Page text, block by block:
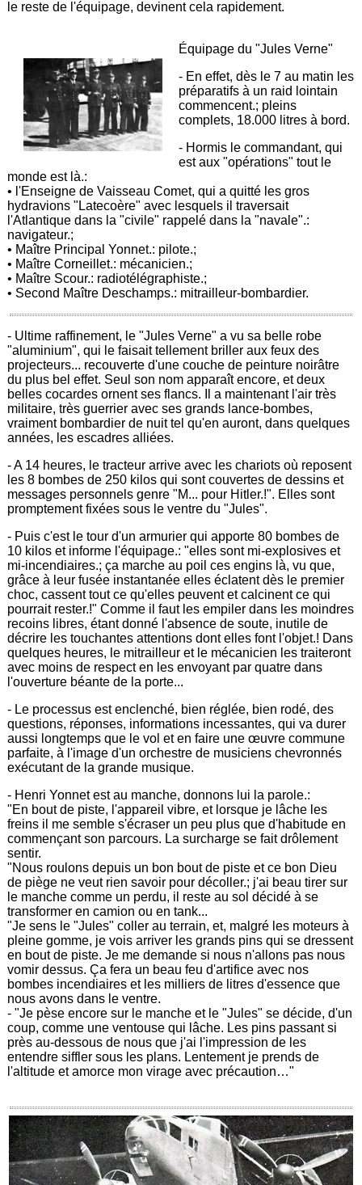
le reste de l'équipage, devinent cela rapidement.
Équipage du "Jules Verne"
- En effet, dès le 7 au matin les
préparatifs à un raid lointain
commencent.; pleins
complets, 18.000 litres à bord.
- Hormis le commandant, qui
est aux "opérations" tout le
monde est là.:
• l'Enseigne de Vaisseau Comet, qui a quitté les gros
hydravions "Latecoère" avec lesquels il traversait
l'Atlantique dans la "civile" rappelé dans la "navale".:
navigateur.;
• Maître Principal Yonnet.: pilote.;
• Maître Corneillet.: mécanicien.;
• Maître Scour.: radiotélégraphiste.;
• Second Maître Deschamps.: mitrailleur-bombardier.
- Ultime raffinement, le "Jules Verne" a vu sa belle robe
"aluminium", qui le faisait tellement briller aux feux des
projecteurs... recouverte d'une couche de peinture noirâtre
du plus bel effet. Seul son nom apparaît encore, et deux
belles cocardes ornent ses flancs. Il a maintenant l'air très
militaire, très guerrier avec ses grands lance-bombes,
vraiment bombardier de nuit tel qu'en auront, dans quelques
années, les escadres alliées.
- A 14 heures, le tracteur arrive avec les chariots où reposent
les 8 bombes de 250 kilos qui sont couvertes de dessins et
messages personnels genre "M... pour Hitler.!". Elles sont
promptement fixées sous le ventre du "Jules".
- Puis c'est le tour d'un armurier qui apporte 80 bombes de
10 kilos et informe l'équipage.: "elles sont mi-explosives et
mi-incendiaires.; ça marche au poil ces engins là, vu que,
grâce à leur fusée instantanée elles éclatent dès le premier
choc, cassent tout ce qu'elles peuvent et calcinent ce qui
pourrait rester.!" Comme il faut les empiler dans les moindres
recoins libres, étant donné l'absence de soute, inutile de
décrire les touchantes attentions dont elles font l'objet.! Dans
quelques heures, le mitrailleur et le mécanicien les traiteront
avec moins de respect en les envoyant par quatre dans
l'ouverture béante de la porte...
- Le processus est enclenché, bien réglée, bien rodé, des
questions, réponses, informations incessantes, qui va durer
aussi longtemps que le vol et en faire une œuvre commune
parfaite, à l'image d'un orchestre de musiciens chevronnés
exécutant de la grande musique.
- Henri Yonnet est au manche, donnons lui la parole.:
"En bout de piste, l'appareil vibre, et lorsque je lâche les
freins il me semble s'écraser un peu plus que d'habitude en
commençant son parcours. La surcharge se fait drôlement
sentir.
"Nous roulons depuis un bon bout de piste et ce bon Dieu
de piège ne veut rien savoir pour décoller.; j'ai beau tirer sur
le manche comme un perdu, il reste au sol décidé à se
transformer en camion ou en tank...
"Je sens le "Jules" coller au terrain, et, malgré les moteurs à
pleine gomme, je vois arriver les grands pins qui se dressent
en bout de piste. Je me demande si nous n'allons pas nous
vomir dessus. Ça fera un beau feu d'artifice avec nos
bombes incendiaires et les milliers de litres d'essence que
nous avons dans le ventre.
- "Je pèse encore sur le manche et le "Jules" se décide, d'un
coup, comme une ventouse qui lâche. Les pins passant si
près au-dessous de nous que j'ai l'impression de les
entendre siffler sous les plans. Lentement je prends de
l'altitude et amorce mon virage avec précaution…"